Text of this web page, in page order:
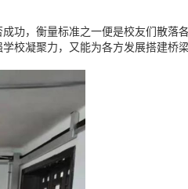
功，衡量标准之一便是校友们散落
校凝聚力，又能为各方发展搭建桥